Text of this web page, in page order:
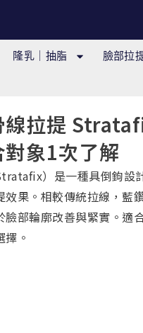
隆乳｜抽脂 臉部拉
線拉提
象1次了解
）是一種具倒鉤設
效果。相較傳統拉線，藍
臉部輪廓改善與緊實。適
。